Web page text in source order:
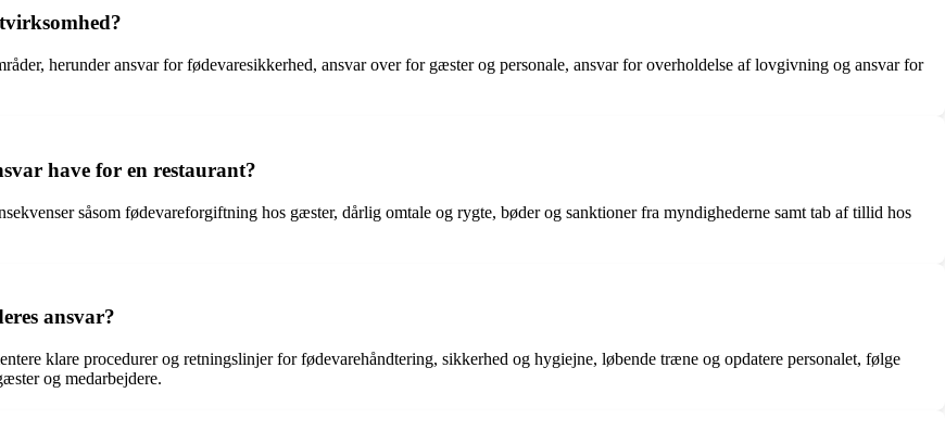
herunder ansvar for fødevaresikkerhed, ansvar over for gæster og personale, ansvar for overholdelse af lovgivning og ansvar for
have for en restaurant?
såsom fødevareforgiftning hos gæster, dårlig omtale og rygte, bøder og sanktioner fra myndighederne samt tab af tillid hos
ansvar?
klare procedurer og retningslinjer for fødevarehåndtering, sikkerhed og hygiejne, løbende træne og opdatere personalet, følge
og medarbejdere.